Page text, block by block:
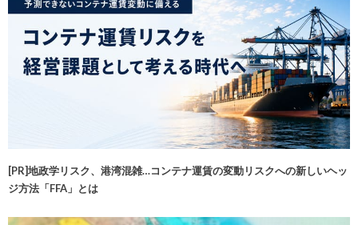
[PR]地政学リスク、港湾混雑…コンテナ運賃の変動リスクへの新しいヘッ
ジ方法「FFA」とは